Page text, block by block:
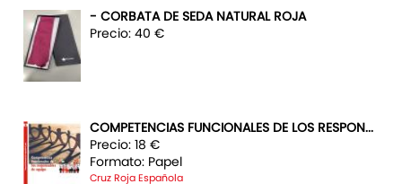
- CORBATA DE SEDA NATURAL ROJA
Precio: 40 €
COMPETENCIAS FUNCIONALES DE LOS RESPON...
Precio: 18 €
Formato: Papel
Cruz Roja Española